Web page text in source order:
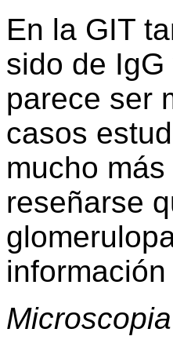
En la GIT
sido de
parece ser
casos
mucho
reseñarse